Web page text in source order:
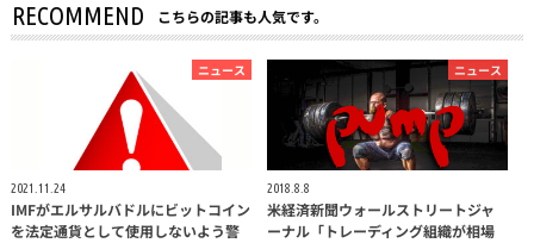
RECOMMEND こちらの記事も人気です。
ニュース
2021.11.24
IMFがエルサルバドルにビットコイン
を法定通貨として使用しないよう警
ニュース
2018.8.8
米経済新聞ウォールストリートジャ
ーナル「トレーディング組織が相場